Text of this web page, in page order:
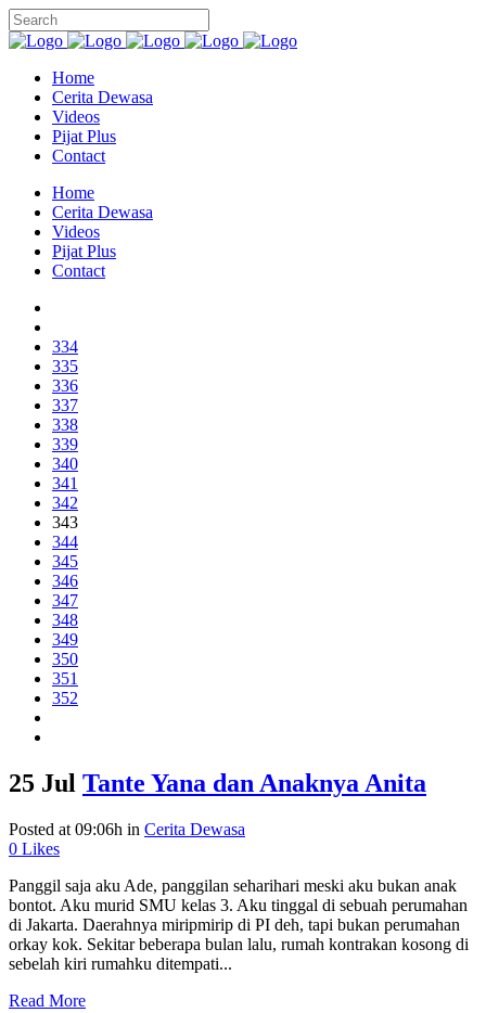
Home
Cerita Dewasa
Videos
Pijat Plus
Contact
Home
Cerita Dewasa
Videos
Pijat Plus
Contact
334
335
336
337
338
339
340
341
342
343
344
345
346
347
348
349
350
351
352
25 Jul Tante Yana dan Anaknya Anita
Posted at 09:06h in Cerita Dewasa
0 Likes
Panggil saja aku Ade, panggilan seharihari meski aku bukan anak
bontot. Aku murid SMU kelas 3. Aku tinggal di sebuah perumahan
di Jakarta. Daerahnya miripmirip di PI deh, tapi bukan perumahan
orkay kok. Sekitar beberapa bulan lalu, rumah kontrakan kosong di
sebelah kiri rumahku ditempati...
Read More